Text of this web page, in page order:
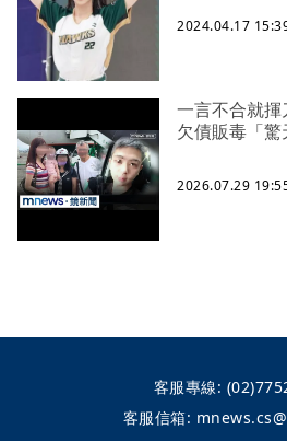
2024.04.17
一言不合就
欠債販毒「驚
2026.07.29
客服專線:
客服信箱: